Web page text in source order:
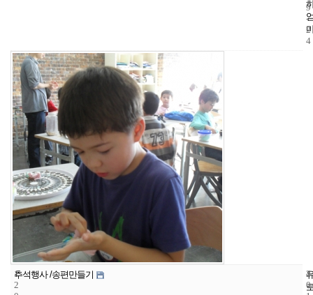
9
-
2
4
1
2
추석행사 /송편만들기 4
2
0